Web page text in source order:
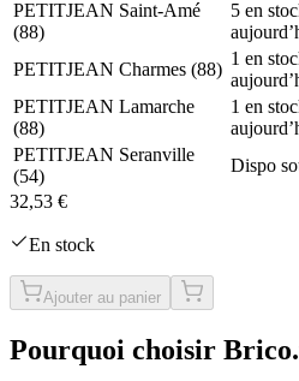
PETITJEAN Saint-Amé
(88)
5 en
PETITJEAN Charmes (88)
1 en
PETITJEAN Lamarche
(88)
1 en
PETITJEAN Seranville
(54)
Dispo
32,53 €
En stock
Ajouter au panier
Pourquoi choisir